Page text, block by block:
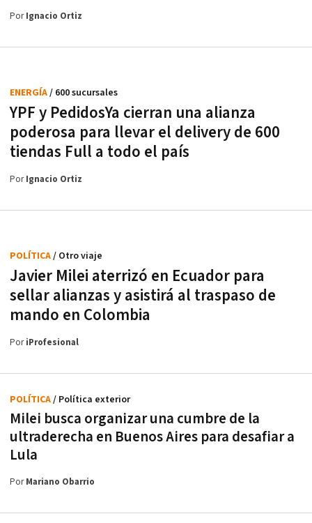
PorIgnacio Ortiz
YPF y PedidosYa cierran una alianza
poderosa para llevar el delivery de 600
tiendas Full a todo el país
ENERGÍA/ 600 sucursales
PorIgnacio Ortiz
Javier Milei aterrizó en Ecuador para
sellar alianzas y asistirá al traspaso de
mando en Colombia
POLÍTICA/ Otro viaje
PoriProfesional
Milei busca organizar una cumbre de la
ultraderecha en Buenos Aires para desafiar a
Lula
POLÍTICA/ Política exterior
PorMariano Obarrio